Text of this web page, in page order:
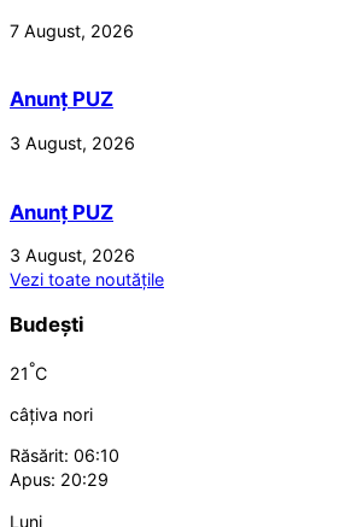
7 August, 2026
Anunț PUZ
3 August, 2026
Anunț PUZ
3 August, 2026
Vezi toate noutățile
Budești
21°C
câțiva nori
Răsărit: 06:10
Apus: 20:29
Luni